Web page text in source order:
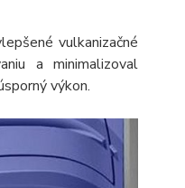
vulkanizačné
a minimalizoval
výkon.